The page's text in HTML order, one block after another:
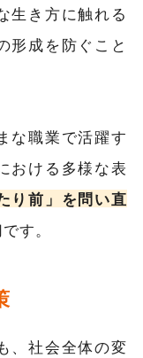
生き方に触れる
形成を防ぐこと
な職業で活躍す
おける多様な表
り前」を問い直
す。
、社会全体の変